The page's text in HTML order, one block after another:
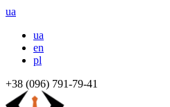
ua
ua
en
pl
+38 (096) 791-79-41